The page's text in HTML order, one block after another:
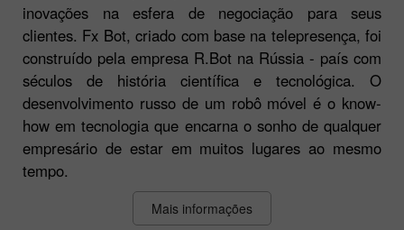
inovações na esfera de negociação para seus
clientes. Fx Bot, criado com base na telepresença, foi
construído pela empresa R.Bot na Rússia - país com
séculos de história científica e tecnológica. O
desenvolvimento russo de um robô móvel é o know-
how em tecnologia que encarna o sonho de qualquer
empresário de estar em muitos lugares ao mesmo
tempo.
Mais informações